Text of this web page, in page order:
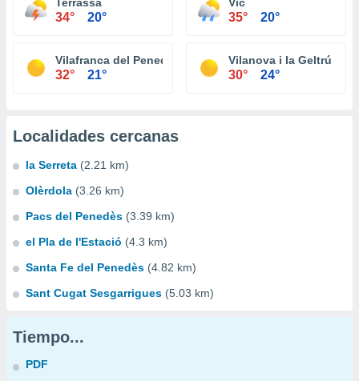
34° 20° 35° 20°
Vilafranca del Penedès
32° 21°
Vilanova i la Geltrú
30° 24°
Localidades cercanas
la Serreta (2.21 km)
Olèrdola (3.26 km)
Pacs del Penedès (3.39 km)
el Pla de l'Estació (4.3 km)
Santa Fe del Penedès (4.82 km)
Sant Cugat Sesgarrigues (5.03 km)
Tiempo...
PDF